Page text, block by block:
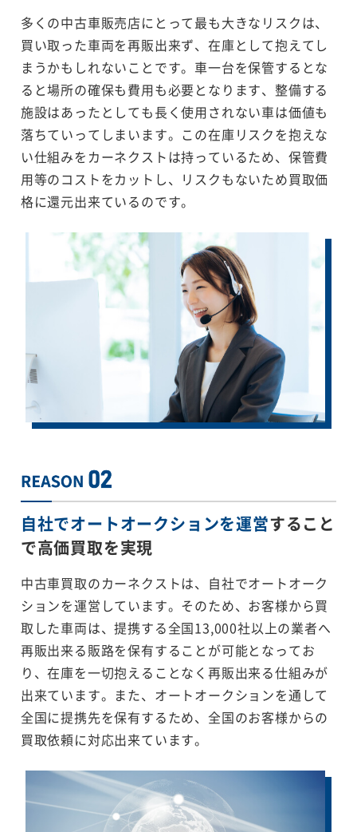
多くの中古車販売店にとって最も大きなリスクは、
買い取った車両を再販出来ず、在庫として抱えてし
まうかもしれないことです。車一台を保管するとな
ると場所の確保も費用も必要となります、整備する
施設はあったとしても長く使用されない車は価値も
落ちていってしまいます。この在庫リスクを抱えな
い仕組みをカーネクストは持っているため、保管費
用等のコストをカットし、リスクもないため買取価
格に還元出来ているのです。
自社でオートオークションを運営すること
で高価買取を実現
中古車買取のカーネクストは、自社でオートオーク
ションを運営しています。そのため、お客様から買
取した車両は、提携する全国13,000社以上の業者へ
再販出来る販路を保有することが可能となってお
り、在庫を一切抱えることなく再販出来る仕組みが
出来ています。また、オートオークションを通して
全国に提携先を保有するため、全国のお客様からの
買取依頼に対応出来ています。